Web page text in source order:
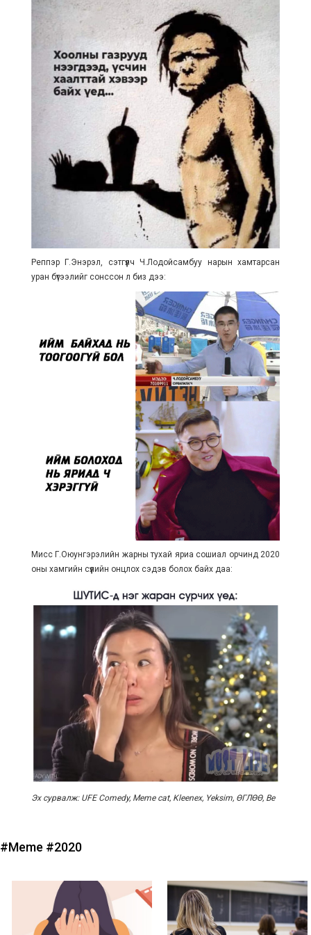
Реппэр Г.Энэрэл, сэтгүүлч Ч.Лодойсамбуу нарын хамтарсан
уран бүтээлийг сонссон л биз дээ:
Мисс Г.Оюунгэрэлийн жарны тухай яриа сошиал орчинд 2020
оны хамгийн сүүлийн онцлох сэдэв болох байх даа:
Эх сурвалж: UFE Comedy, Meme cat, Kleenex, Yeksim, ӨГЛӨӨ, Be
#Meme #2020